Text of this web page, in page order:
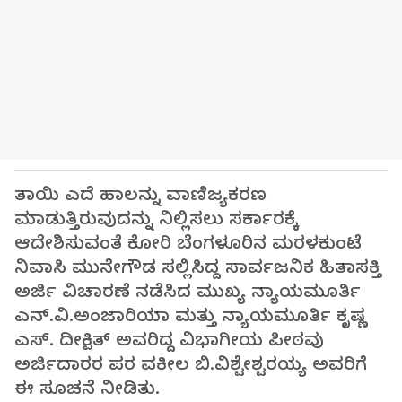
ತಾಯಿ ಎದೆ ಹಾಲನ್ನು ವಾಣಿಜ್ಯಕರಣ
ಮಾಡುತ್ತಿರುವುದನ್ನು ನಿಲ್ಲಿಸಲು ಸರ್ಕಾರಕ್ಕೆ
ಆದೇಶಿಸುವಂತೆ ಕೋರಿ ಬೆಂಗಳೂರಿನ ಮರಳಕುಂಟೆ
ನಿವಾಸಿ ಮುನೇಗೌಡ ಸಲ್ಲಿಸಿದ್ದ ಸಾರ್ವಜನಿಕ ಹಿತಾಸಕ್ತಿ
ಅರ್ಜಿ ವಿಚಾರಣೆ ನಡೆಸಿದ ಮುಖ್ಯ ನ್ಯಾಯಮೂರ್ತಿ
ಎನ್.ವಿ.ಅಂಜಾರಿಯಾ ಮತ್ತು ನ್ಯಾಯಮೂರ್ತಿ ಕೃಷ್ಣ
ಎಸ್. ದೀಕ್ಷಿತ್ ಅವರಿದ್ದ ವಿಭಾಗೀಯ ಪೀಠವು
ಅರ್ಜಿದಾರರ ಪರ ವಕೀಲ ಬಿ.ವಿಶ್ವೇಶ್ವರಯ್ಯ ಅವರಿಗೆ
ಈ ಸೂಚನೆ ನೀಡಿತು.